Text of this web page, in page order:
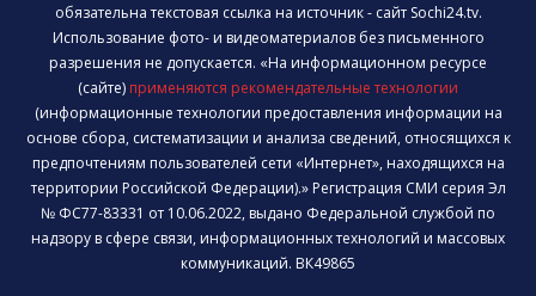
обязательна текстовая ссылка на источник - сайт Sochi24.tv.
Использование фото- и видеоматериалов без письменного
разрешения не допускается. «На информационном ресурсе
(сайте) применяются рекомендательные технологии
(информационные технологии предоставления информации на
основе сбора, систематизации и анализа сведений, относящихся к
предпочтениям пользователей сети «Интернет», находящихся на
территории Российской Федерации).» Регистрация СМИ серия Эл
№ ФС77-83331 от 10.06.2022, выдано Федеральной службой по
надзору в сфере связи, информационных технологий и массовых
коммуникаций. ВК49865